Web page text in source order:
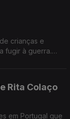
crianças e
fugir à guerra.
Rita Colaço
em Portugal que